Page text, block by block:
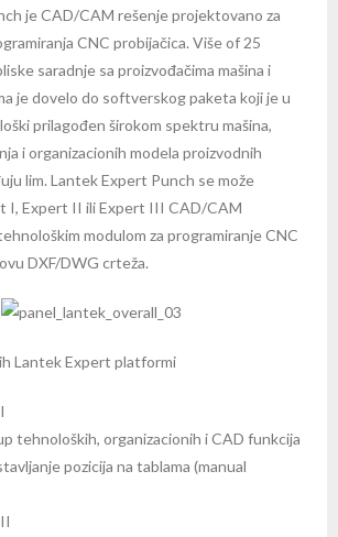
je CAD/CAM rešenje projektovano za
CNC probijačica. Više of 25
saradnje sa proizvođačima mašina i
je dovelo do softverskog paketa koji je u
prilagođen širokom spektru mašina,
i organizacionih modela proizvodnih
lim. Lantek Expert Punch se može
I, Expert II ili Expert III CAD/CAM
modulom za programiranje CNC
DXF/DWG crteža.
Lantek Expert platformi
tehnoloških, organizacionih i CAD funkcija
pozicija na tablama (manual